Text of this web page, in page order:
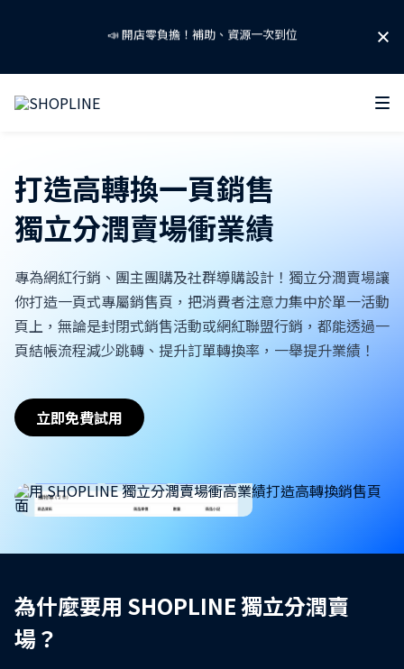
打造高轉換一頁銷售
獨立分潤賣場衝業績
專為網紅行銷、團主團購及社群導購設計！獨立分潤賣場讓
你打造一頁式專屬銷售頁，把消費者注意力集中於單一活動
頁上，無論是封閉式銷售活動或網紅聯盟行銷，都能透過一
頁結帳流程減少跳轉、提升訂單轉換率，一舉提升業績！
立即免費試用
為什麼要用 SHOPLINE 獨立分潤賣
場？
🐱SHOPLINE 寵物聯萌啟動！ 攜手友善品牌守護浪浪！🐶
📣 開店零負擔！補助、資源一次到位